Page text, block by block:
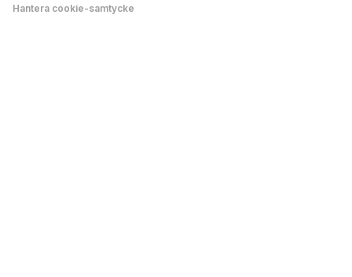
Hantera cookie-samtycke